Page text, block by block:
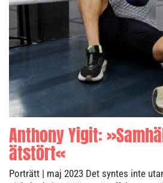
Anthony Yigit:
ätstört«
Porträtt | maj 2023 Det syntes inte